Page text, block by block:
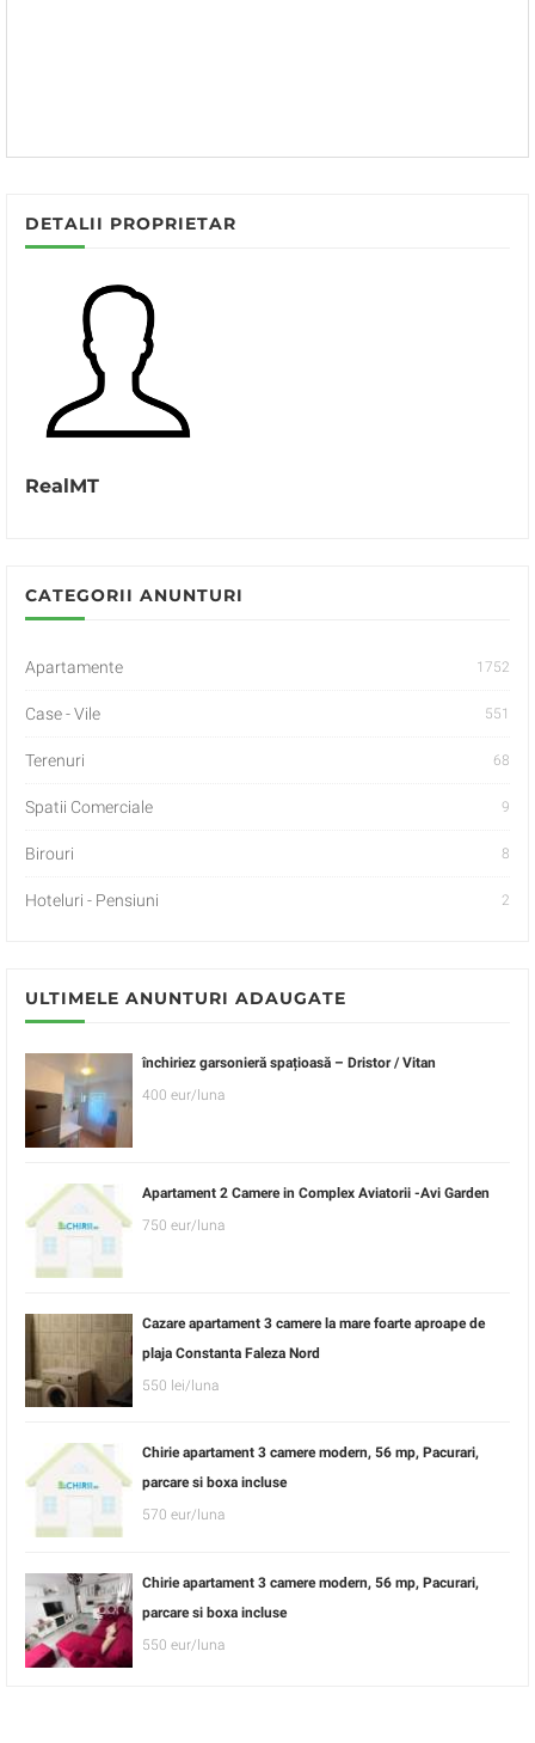
DETALII PROPRIETAR
RealMT
CATEGORII ANUNTURI
Apartamente 1752
Case - Vile 551
Terenuri 68
Spatii Comerciale 9
Birouri 8
Hoteluri - Pensiuni 2
ULTIMELE ANUNTURI ADAUGATE
închiriez garsonieră spațioasă – Dristor / Vitan
400 eur/luna
Apartament 2 Camere in Complex Aviatorii -Avi Garden
750 eur/luna
Cazare apartament 3 camere la mare foarte aproape de
plaja Constanta Faleza Nord
550 lei/luna
Chirie apartament 3 camere modern, 56 mp, Pacurari,
parcare si boxa incluse
570 eur/luna
Chirie apartament 3 camere modern, 56 mp, Pacurari,
parcare si boxa incluse
550 eur/luna